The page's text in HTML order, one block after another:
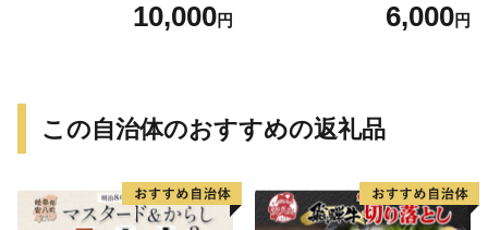
10,000円 6,000円
この自治体のおすすめの返礼品